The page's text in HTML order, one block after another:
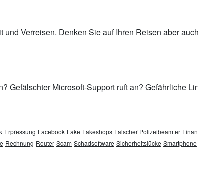
Verreisen. Denken Sie auf Ihren Reisen aber
Gefälschter Microsoft-Support ruft an? Gefährliche
Erpressung Facebook Fake Fakeshops Falscher Polizeibeamter
Rechnung Router Scam Schadsoftware Sicherheitslücke Smartphone